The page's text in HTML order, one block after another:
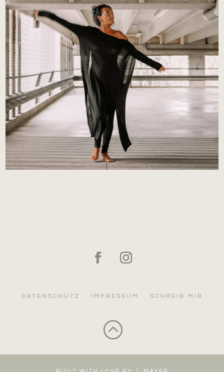
DATENSCHUTZ IMPRESSUM SCHREIB MIR
: